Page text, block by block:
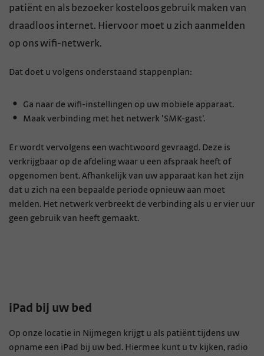
patiënt en als bezoeker kosteloos gebruik maken van
draadloos internet. Hiervoor moet u zich aanmelden
op ons wifi-netwerk.
Dat doet u volgens onderstaand stappenplan:
Ga naar de wifi-instellingen op uw mobiele apparaat.
Maak verbinding met het netwerk 'SMK-gast'.
Er wordt vervolgens een wachtwoord gevraagd. Deze is
verkrijgbaar op de afdeling waar u een afspraak heeft of
opgenomen bent. Afhankelijk van uw apparaat kan het zijn
dat u zich na een bepaalde periode opnieuw aan moet
melden. Het netwerk verbreekt de verbinding als u er vier uur
geen gebruik van heeft gemaakt.
iPad bij uw bed
Op onze locatie in Nijmegen krijgt u als patiënt tijdens uw
opname een iPad bij uw bed. Hiermee kunt u tv kijken, radio